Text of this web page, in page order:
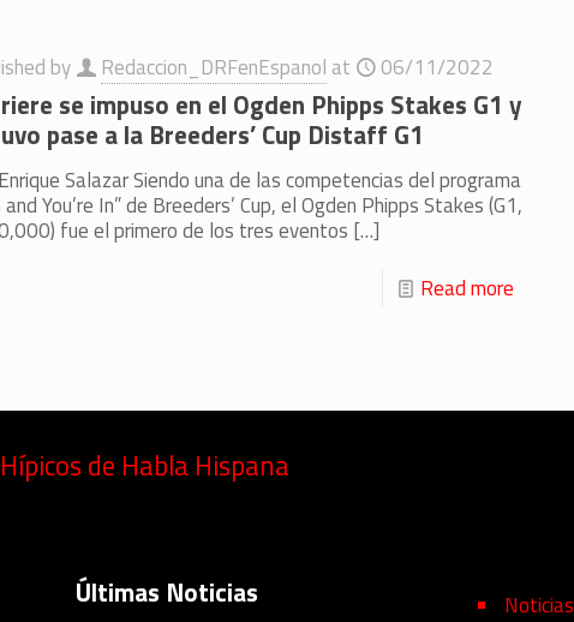
by Redaccion_DRFenEspanol at 06/11/2022
se impuso en el Ogden Phipps Stakes G1 y
pase a la Breeders’ Cup Distaff G1
Salazar Siendo una de las competencias del programa
and You’re In” de Breeders’ Cup, el Ogden Phipps Stakes (G1,
fue el primero de los tres eventos […]
Read more
de Habla Hispana
Últimas Noticias
Noticias